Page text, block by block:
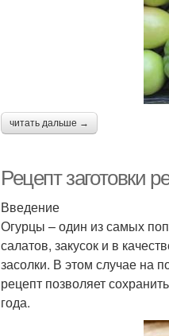
читать дальше →
Рецепт заготовки
Введение
Огурцы – один из самых
салатов, закусок и в
засолки. В этом случае на
рецепт позволяет
года.